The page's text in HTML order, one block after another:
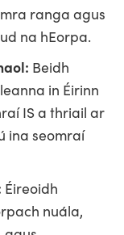
ranga agus
na hEorpa.
Beidh
in Éirinn
IS a thriail ar
ina seomraí
Éireoidh
nuála,